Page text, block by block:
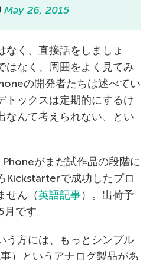
May 26, 2015
なく、直接話をしましょ
はなく、周囲をよく見てみ
の開発者たちは述べてい
トックスは定期的にするけ
なんて考えられない、とい
がまだ試作品の段階に
Kickstarterで成功したプロ
せん（英語記事）。出荷予
です。
う方には、もっとシンプル
事）というアナログ製品があ